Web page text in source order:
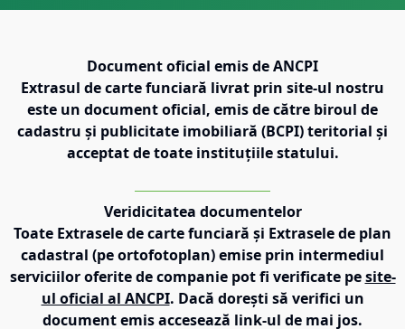
Document oficial emis de ANCPI
Extrasul de carte funciară livrat prin site-ul nostru
este un document oficial, emis de către biroul de
cadastru și publicitate imobiliară (BCPI) teritorial și
acceptat de toate instituțiile statului.
Veridicitatea documentelor
Toate Extrasele de carte funciară și Extrasele de plan
cadastral (pe ortofotoplan) emise prin intermediul
serviciilor oferite de companie pot fi verificate pe site-
ul oficial al ANCPI. Dacă dorești să verifici un
document emis accesează link-ul de mai jos.